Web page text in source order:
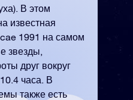
В этом
известная
1991 на самом
звезды,
друг вокруг
часа. В
также есть